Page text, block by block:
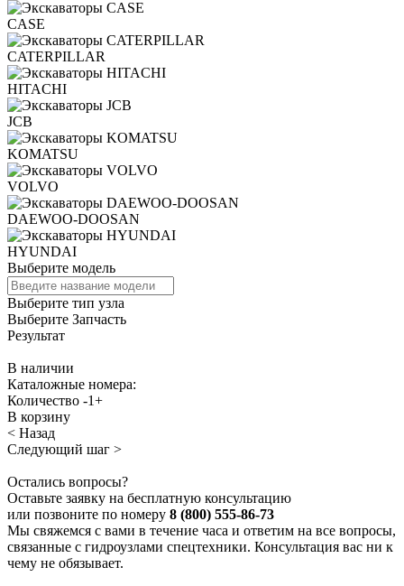
CASE
CATERPILLAR
HITACHI
JCB
KOMATSU
VOLVO
DAEWOO-DOOSAN
HYUNDAI
Выберите модель
Выберите тип узла
Выберите Запчасть
Результат
В наличии
Каталожные номера:
Количество -1+
В корзину
< Назад
Следующий шаг >
Остались вопросы?
Оставьте заявку на бесплатную консультацию
или позвоните по номеру 8 (800) 555-86-73
Мы свяжемся с вами в течение часа и ответим на все вопросы,
связанные с гидроузлами спецтехники. Консультация вас ни к
чему не обязывает.